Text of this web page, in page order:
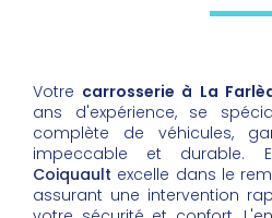
Votre carrosserie à La
ans d'expérience, se
complète de véhicules,
impeccable et durable.
Coiquault excelle dans le
assurant une intervention